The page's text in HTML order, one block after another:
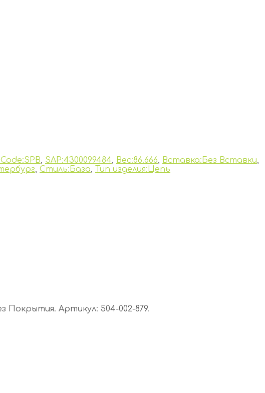
, SAP:4300099484, Вес:86.666, Вставка:Без Вставки,
, Стиль:База, Тип изделия:Цепь
Артикул: 504-002-879.